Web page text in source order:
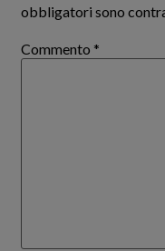
obbligatori sono
Commento *